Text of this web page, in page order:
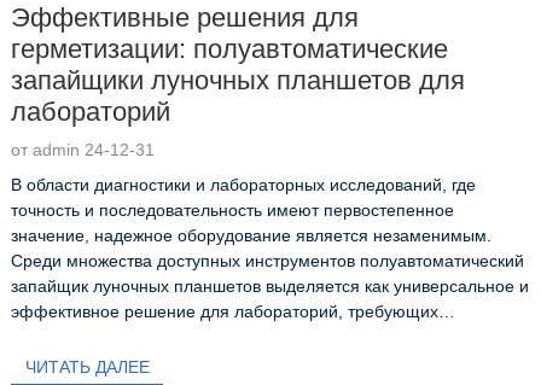
Эффективные решения для
герметизации: полуавтоматические
запайщики луночных планшетов для
лабораторий
от admin 24-12-31
В области диагностики и лабораторных исследований, где
точность и последовательность имеют первостепенное
значение, надежное оборудование является незаменимым.
Среди множества доступных инструментов полуавтоматический
запайщик луночных планшетов выделяется как универсальное и
эффективное решение для лабораторий, требующих
ЧИТАТЬ ДАЛЕЕ